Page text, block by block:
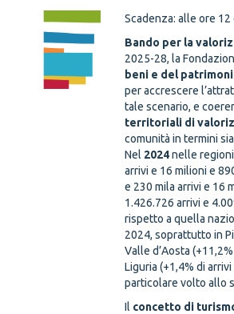
Scadenza: alle ore
Bando per la
2025-28, la
beni e del
per accrescere
tale scenario, e
territoriali di
comunità in termini
Nel 2024nelle
arrivi e 16 milioni e
e 230 mila arrivi e 16
1.426.726 arrivi e
rispetto a quella
2024, soprattutto in
Valle d’Aosta
Liguria (+1,4% di
particolare volto allo
Il concetto di